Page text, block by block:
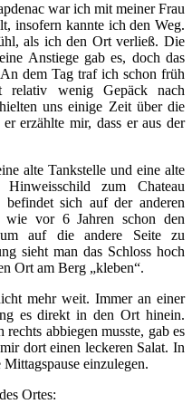
war ich mit meiner Frau
insofern kannte ich den Weg.
als ich den Ort verließ. Die
Anstiege gab es, doch das
dem Tag traf ich schon früh
relativ wenig Gepäck nach
uns einige Zeit über die
erzählte mir, dass er aus der
alte Tankstelle und eine alte
zum Chateau
sich auf der anderen
wie vor 6 Jahren schon den
auf die andere Seite zu
sieht man das Schloss hoch
Ort am Berg „kleben“.
mehr weit. Immer an einer
es direkt in den Ort hinein.
abbiegen musste, gab es
dort einen leckeren Salat. In
einzulegen.
Ortes: